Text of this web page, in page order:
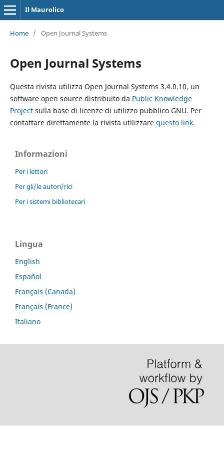
Il Maurolico
Home / Open Journal Systems
Open Journal Systems
Questa rivista utilizza Open Journal Systems 3.4.0.10, un
software open source distribuito da Public Knowledge
Projectsulla base di licenze di utilizzo pubblico GNU. Per
contattare direttamente la rivista utilizzare questo link.
Informazioni
Per i lettori
Per gli/le autori/rici
Per i sistemi bibliotecari
Lingua
English
Español
Français (Canada)
Français (France)
Italiano